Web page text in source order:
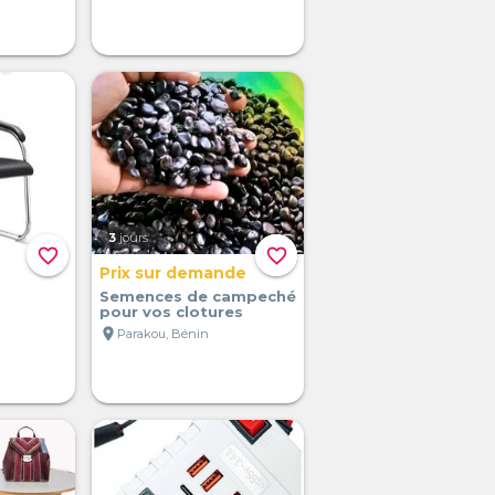
favorite_border favorite_border
3 jours
Prix sur demande
Semences de campeché
pour vos clotures
location_on Parakou, Bénin